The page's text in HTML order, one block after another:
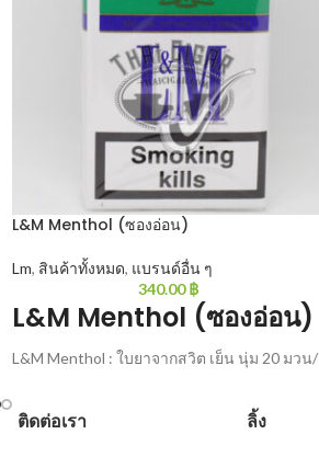
L&M Menthol (ซองอ่อน)
Lm, สินค้าทั้งหมด, แบรนด์อื่น ๆ
340.00฿
L&M Menthol (ซองอ่อน)
L&M Menthol : ใบยาจากสวิต เย็น นุ่ม 20 มวน/
ติดต่อเรา ลิ้ง